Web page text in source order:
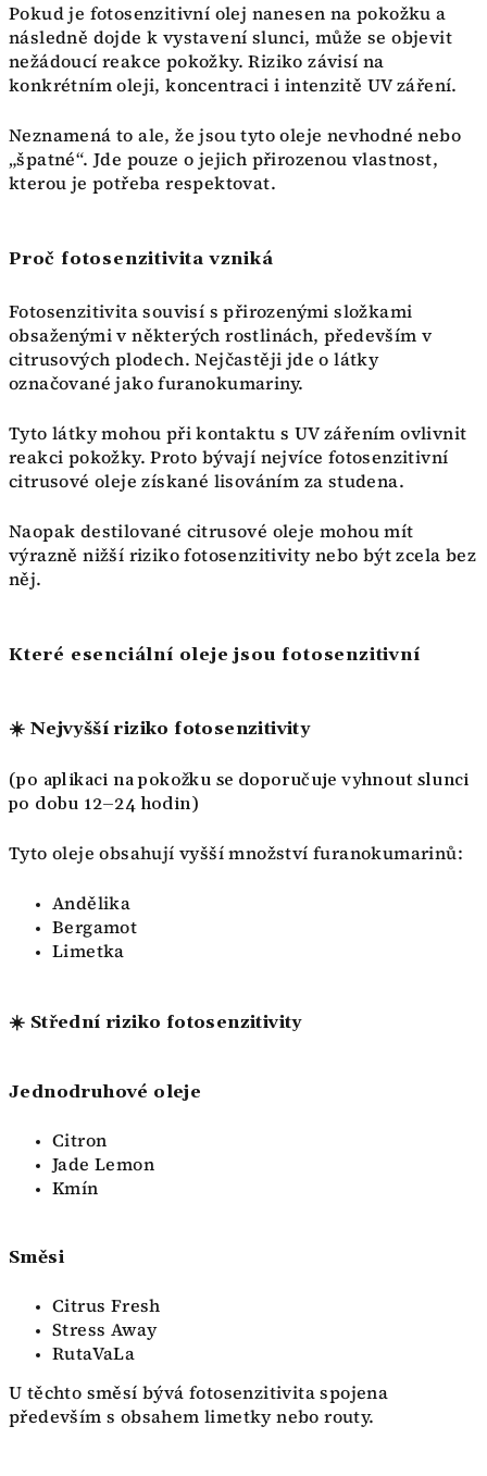
Pokud je fotosenzitivní olej nanesen na pokožku a
následně dojde k vystavení slunci, může se objevit
nežádoucí reakce pokožky. Riziko závisí na
konkrétním oleji, koncentraci i intenzitě UV záření.
Neznamená to ale, že jsou tyto oleje nevhodné nebo
„špatné“. Jde pouze o jejich přirozenou vlastnost,
kterou je potřeba respektovat.
Proč fotosenzitivita vzniká
Fotosenzitivita souvisí s přirozenými složkami
obsaženými v některých rostlinách, především v
citrusových plodech. Nejčastěji jde o látky
označované jako furanokumariny.
Tyto látky mohou při kontaktu s UV zářením ovlivnit
reakci pokožky. Proto bývají nejvíce fotosenzitivní
citrusové oleje získané lisováním za studena.
Naopak destilované citrusové oleje mohou mít
výrazně nižší riziko fotosenzitivity nebo být zcela bez
něj.
Které esenciální oleje jsou fotosenzitivní
☀️ Nejvyšší riziko fotosenzitivity
(po aplikaci na pokožku se doporučuje vyhnout slunci
po dobu 12–24 hodin)
Tyto oleje obsahují vyšší množství furanokumarinů:
Andělika
Bergamot
Limetka
☀️ Střední riziko fotosenzitivity
Jednodruhové oleje
Citron
Jade Lemon
Kmín
Směsi
Citrus Fresh
Stress Away
RutaVaLa
U těchto směsí bývá fotosenzitivita spojena
především s obsahem limetky nebo routy.